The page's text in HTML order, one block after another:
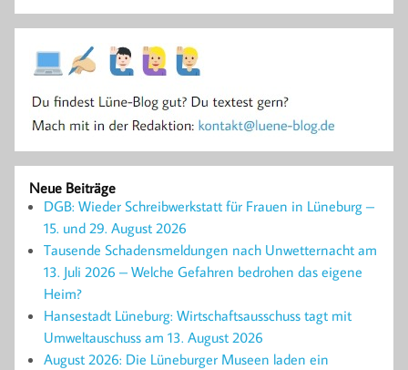
Neue Beiträge
DGB: Wieder Schreibwerkstatt für Frauen in Lüneburg –
15. und 29. August 2026
Tausende Schadensmeldungen nach Unwetternacht am
13. Juli 2026 – Welche Gefahren bedrohen das eigene
Heim?
Hansestadt Lüneburg: Wirtschaftsausschuss tagt mit
Umweltauschuss am 13. August 2026
August 2026: Die Lüneburger Museen laden ein